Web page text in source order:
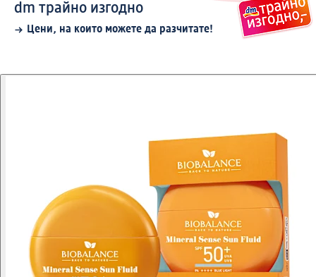
dm трайно изгодно
Цени, на които можете да разчитате!